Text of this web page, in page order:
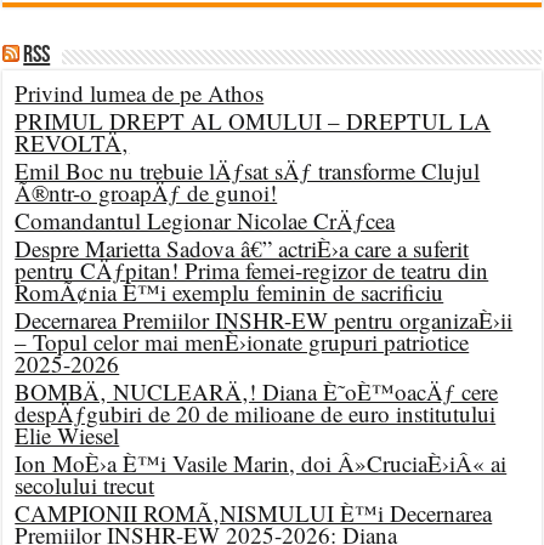
RSS
Privind lumea de pe Athos
PRIMUL DREPT AL OMULUI – DREPTUL LA
REVOLTÄ‚
Emil Boc nu trebuie lÄƒsat sÄƒ transforme Clujul
Ã®ntr-o groapÄƒ de gunoi!
Comandantul Legionar Nicolae CrÄƒcea
Despre Marietta Sadova â€” actriÈ›a care a suferit
pentru CÄƒpitan! Prima femei-regizor de teatru din
RomÃ¢nia È™i exemplu feminin de sacrificiu
Decernarea Premiilor INSHR-EW pentru organizaÈ›ii
– Topul celor mai menÈ›ionate grupuri patriotice
2025-2026
BOMBÄ‚ NUCLEARÄ‚! Diana È˜oÈ™oacÄƒ cere
despÄƒgubiri de 20 de milioane de euro institutului
Elie Wiesel
Ion MoÈ›a È™i Vasile Marin, doi Â»CruciaÈ›iÂ« ai
secolului trecut
CAMPIONII ROMÃ‚NISMULUI È™i Decernarea
Premiilor INSHR-EW 2025-2026: Diana